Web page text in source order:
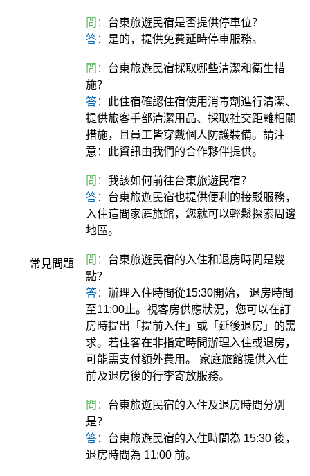
常見問題
問： 台東旅遊民宿是否提供停車位？
答： 是的，提供免費延時停車服務。
問： 台東旅遊民宿採取哪些清潔和衛生措
施？
答：
此住宿確認住宿使用消毒劑進行清潔、
提供旅客手部清潔用品、採取社交距離相關
措施，且員工皆穿戴個人防護裝備。請注
意：此資訊由我們的合作夥伴提供。
問： 我該如何前往台東旅遊民宿？
答： 台東旅遊民宿也提供便利的接駁服務，
入住這間家庭旅館，您就可以輕鬆探索周邊
地區。
問： 台東旅遊民宿的入住和退房時間是幾
點？
答： 辦理入住時間從15:30開始， 退房時間
至11:00止。視客房供應狀況，您可以在訂
房時提出「提前入住」或「延後退房」的需
求。若住客在非指定時間辦理入住或退房，
可能需支付額外費用。 家庭旅館提供入住
前及退房後的行李寄放服務。
問： 台東旅遊民宿的入住及退房時間分別
是？
答： 台東旅遊民宿的入住時間為 15:30 後，
退房時間為 11:00 前。